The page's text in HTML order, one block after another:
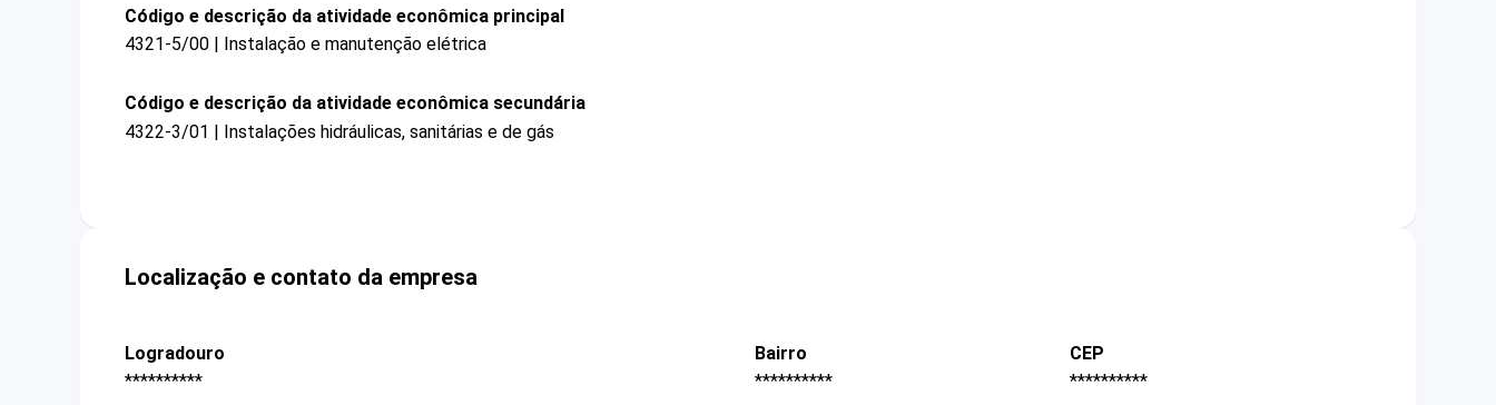
Código e descrição da atividade econômica principal
4321-5/00 | Instalação e manutenção elétrica
Código e descrição da atividade econômica secundária
4322-3/01 | Instalações hidráulicas, sanitárias e de gás
Localização e contato da empresa
Logradouro
**********
Bairro
**********
CEP
**********